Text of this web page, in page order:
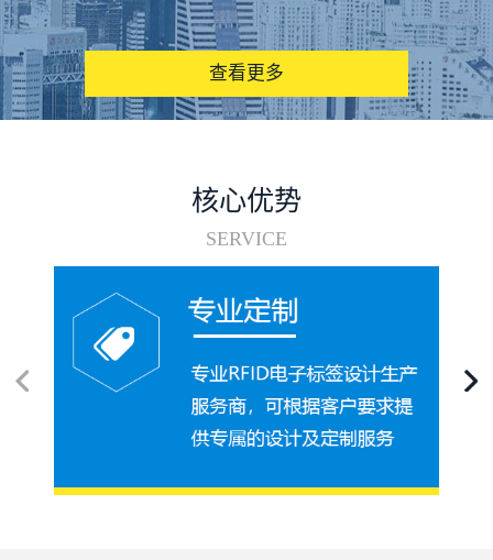
图书馆RFID电子标签管理系统
查看更多
核心优势
SERVICE